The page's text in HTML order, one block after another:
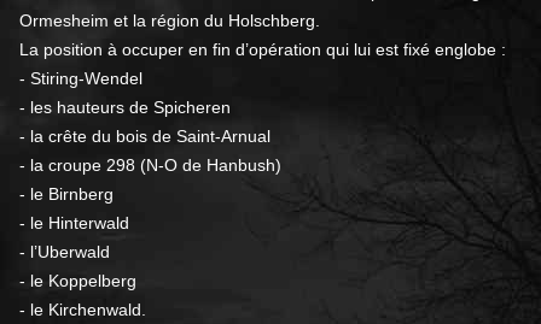
Ormesheim et la région du Holschberg.
La position à occuper en fin d’opération qui lui est fixé englobe :
- Stiring-Wendel
- les hauteurs de Spicheren
- la crête du bois de Saint-Arnual
- la croupe 298 (N-O de Hanbush)
- le Birnberg
- le Hinterwald
- l’Uberwald
- le Koppelberg
- le Kirchenwald.